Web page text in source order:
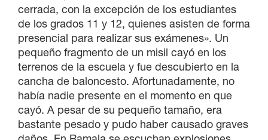
cerrada, con la excepción de los estudiantes
de los grados 11 y 12, quienes asisten de forma
presencial para realizar sus exámenes». Un
pequeño fragmento de un misil cayó en los
terrenos de la escuela y fue descubierto en la
cancha de baloncesto. Afortunadamente, no
había nadie presente en el momento en que
cayó. A pesar de su pequeño tamaño, era
bastante pesado y pudo haber causado graves